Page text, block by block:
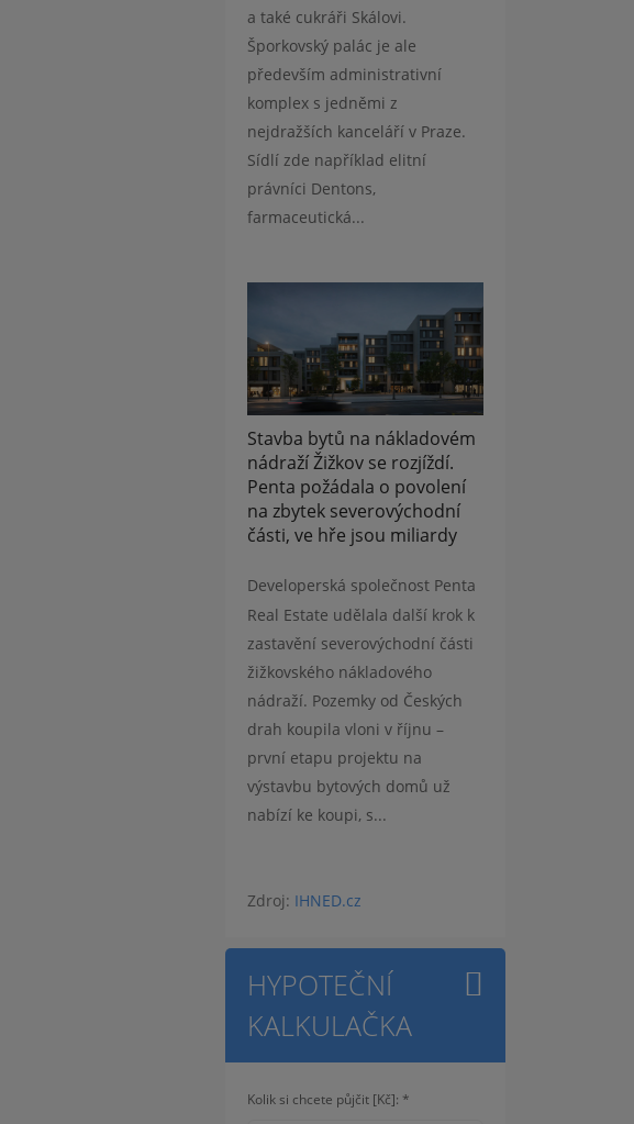
a také cukráři Skálovi.
Šporkovský palác je ale
především administrativní
komplex s jedněmi z
nejdražších kanceláří v Praze.
Sídlí zde například elitní
právníci Dentons,
farmaceutická...
Stavba bytů na nákladovém
nádraží Žižkov se rozjíždí.
Penta požádala o povolení
na zbytek severovýchodní
části, ve hře jsou miliardy
Developerská společnost Penta
Real Estate udělala další krok k
zastavění severovýchodní části
žižkovského nákladového
nádraží. Pozemky od Českých
drah koupila vloni v říjnu –
první etapu projektu na
výstavbu bytových domů už
nabízí ke koupi, s...
Zdroj: IHNED.cz
HYPOTEČNÍ
KALKULAČKA
Kolik si chcete půjčit [Kč]: *